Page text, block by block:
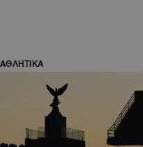
ΑΘΛΗΤΙΚΑ